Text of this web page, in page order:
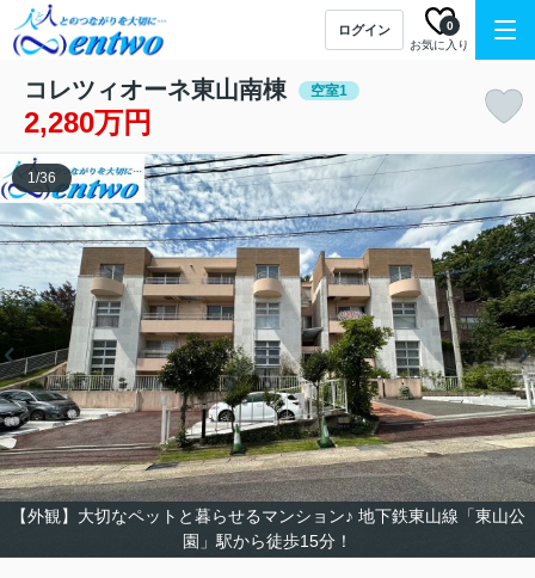
ログイン
お気に入り
0
コレツィオーネ東山南棟 空室1
2,280万円
【外観】大切なペットと暮らせるマンション♪ 地下鉄東山線「東山公
園」駅から徒歩15分！
1/36